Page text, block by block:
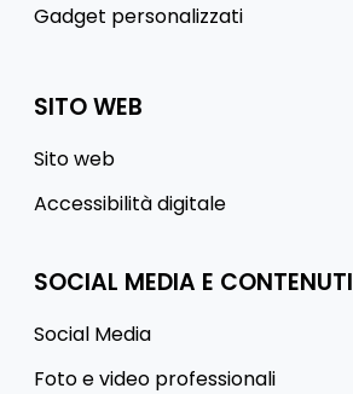
Gadget personalizzati
SITO WEB
Sito web
Accessibilità digitale
SOCIAL MEDIA E CONTENUTI
Social Media
Foto e video professionali